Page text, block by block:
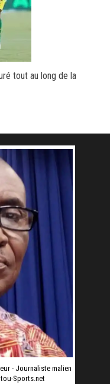
tout au long de la
- Journaliste malien
Sports.net